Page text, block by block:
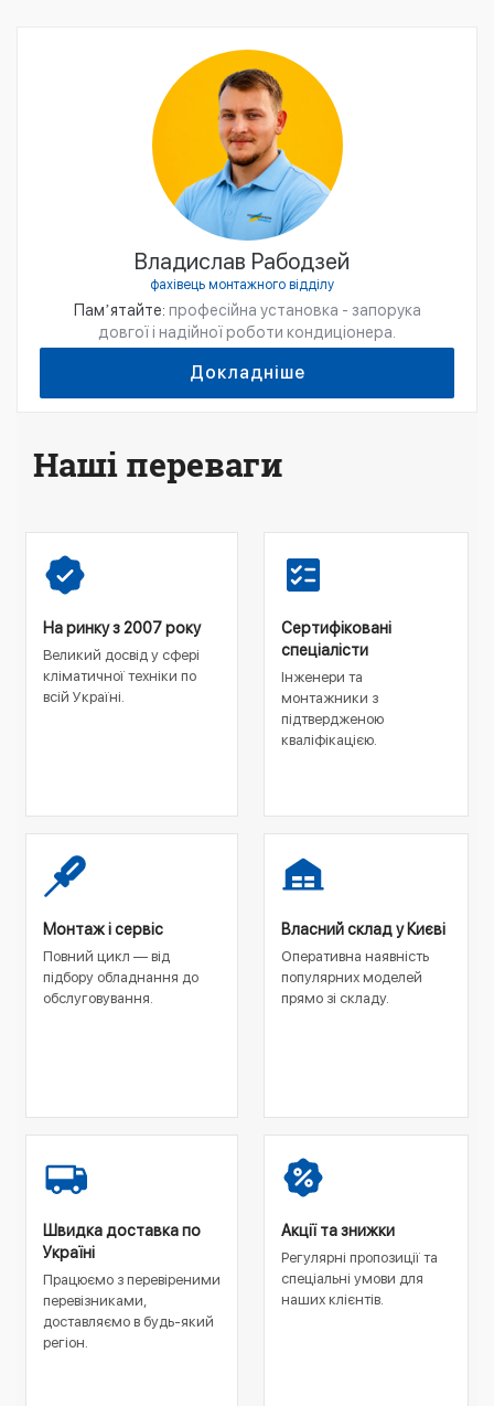
Владислав Рабодзей
фахівець монтажного відділу
Памʼятайте: професійна установка - запорука
довгої і надійної роботи кондиціонера.
Докладніше
Наші переваги
На ринку з 2007 року
Великий досвід у сфері
кліматичної техніки по
всій Україні.
Сертифіковані
спеціалісти
Інженери та
монтажники з
підтвердженою
кваліфікацією.
Монтаж і сервіс
Повний цикл — від
підбору обладнання до
обслуговування.
Власний склад у Києві
Оперативна наявність
популярних моделей
прямо зі складу.
Швидка доставка по
Україні
Працюємо з перевіреними
перевізниками,
доставляємо в будь-який
регіон.
Акції та знижки
Регулярні пропозиції та
спеціальні умови для
наших клієнтів.